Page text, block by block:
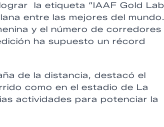
la etiqueta “IAAF Gold
entre las mejores del mundo.
y el número de corredores
ha supuesto un récord
de la distancia, destacó el
como en el estadio de La
actividades para potenciar la